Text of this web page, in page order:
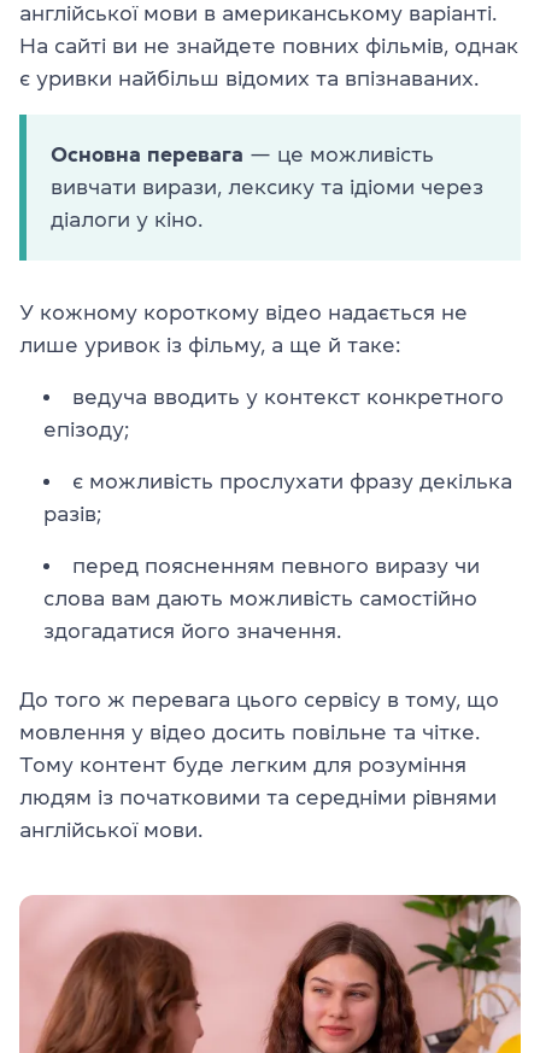
англійської мови в американському варіанті.
На сайті ви не знайдете повних фільмів, однак
є уривки найбільш відомих та впізнаваних.
Основна перевага — це можливість
вивчати вирази, лексику та ідіоми через
діалоги у кіно.
У кожному короткому відео надається не
лише уривок із фільму, а ще й таке:
ведуча вводить у контекст конкретного
епізоду;
є можливість прослухати фразу декілька
разів;
перед поясненням певного виразу чи
слова вам дають можливість самостійно
здогадатися його значення.
До того ж перевага цього сервісу в тому, що
мовлення у відео досить повільне та чітке.
Тому контент буде легким для розуміння
людям із початковими та середніми рівнями
англійської мови.